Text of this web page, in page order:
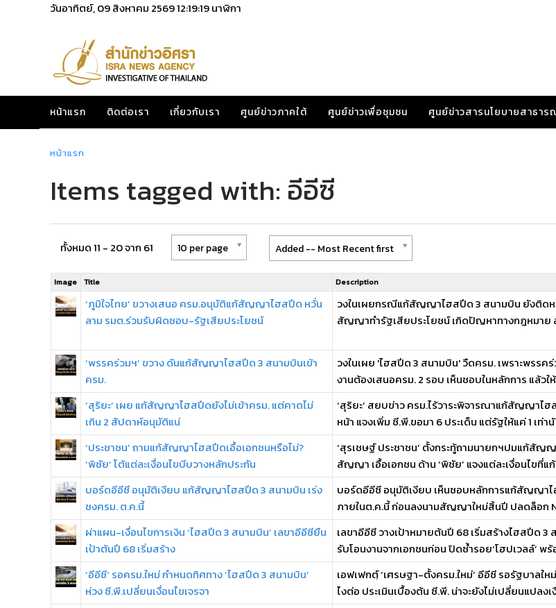
วันอาทิตย์, 09 สิงหาคม 256912:19:19นาฬิกา
หน้าแรก ติดต่อเรา เกี่ยวกับเรา ศูนย์ข่าวภาคใต้ ศูนย์ข่าวเพื่อชุมชน ศูนย์ข่าวสารนโยบายสาธาร
หน้าแรก
Items tagged with: อีอีซี
ทั้งหมด 11 - 20 จาก 61 10 per page Added -- Most Recent first
Image Title Description
‘ภูมิใจไทย’ ขวางเสนอ ครม.อนุมัติแก้สัญญาไฮสปีด หวั่น
ลาม รมต.ร่วมรับผิดชอบ-รัฐเสียประโยชน์
วงในเผยกรณีแก้สัญญาไฮสปีด 3 สนามบิน ยังติดห
สัญญาทำรัฐเสียประโยชน์ เกิดปัญหาทางกฎหมาย ล
‘พรรคร่วมฯ’ ขวาง ดันแก้สัญญาไฮสปีด 3 สนามบินเข้า
ครม.
วงในเผย 'ไฮสปีด 3 สนามบิน' วืดครม. เพราะพรร
งานต้องเสนอครม. 2 รอบ เห็นชอบในหลักการ แล้วใ
‘สุริยะ’ เผย แก้สัญญาไฮสปีดยังไม่เข้าครม. แต่คาดไม่
เกิน 2 สัปดาห์อนุมัติแน่
‘สุริยะ’ สยบข่าว ครม.ไร้วาระพิจารณาแก้สัญญา
หน้า แจงเพิ่ม ซี.พี.ขอมา 6 ประเด็น แต่รัฐให้แค่ 1 เท่านั
‘ประชาชน’ ถามแก้สัญญาไฮสปีดเอื้อเอกชนหรือไม่?
‘พิชัย’ โต้แต่ละเงื่อนไขบีบวางหลักประกัน
‘สุรเชษฐ์ ประชาชน’ ตั้งกระทู้ถามนายกฯปมแก้สั
สัญญา เอื้อเอกชน ด้าน ‘พิชัย’ แจงแต่ละเงื่อนไขที่แก้
บอร์ดอีอีซี อนุมัติเงียบ แก้สัญญาไฮสปีด 3 สนามบิน เร่ง
ชงครม. ต.ค.นี้
บอร์ดอีอีซี อนุมัติเงียบ เห็นชอบหลักการแก้สัญญาไ
ภายในต.ค.นี้ ก่อนลงนามสัญญาใหม่สิ้นปี ปลดล็อก
ผ่าแผน-เงื่อนไขการเงิน ‘ไฮสปีด 3 สนามบิน’ เลขาอีอีซียืน
เป้าต้นปี 68 เริ่มสร้าง
เลขาอีอีซี วางเป้าหมายต้นปี 68 เริ่มสร้างไฮสปีด
รับโอนงานจากเอกชนก่อน ปิดซ้ำรอย‘โฮปเวลล์’ พร้
‘อีอีซี’ รอครม.ใหม่ กำหนดทิศทาง ‘ไฮสปีด 3 สนามบิน’
ห่วง ซี.พี.เปลี่ยนเงื่อนไขเจรจา
เอฟเฟกต์ฺ ‘เศรษฐา-ตั้งครม.ใหม่’ อีอีซี รอรัฐบาล
ไงต่อ ประเมินเบื้องต้น ซี.พี. น่าจะยังไม่เปลี่ยนแปลงเ